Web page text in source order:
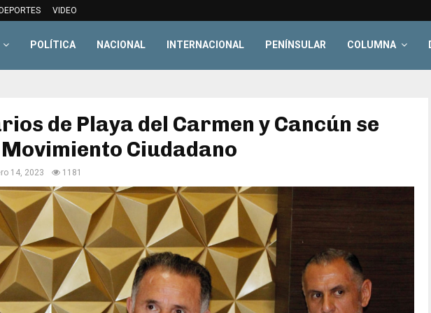
DEPORTES VIDEO
POLÍTICA NACIONAL INTERNACIONAL PENÍNSULAR COLUMNA
de Playa del Carmen y Cancún se
Ciudadano
14, 2023 1181